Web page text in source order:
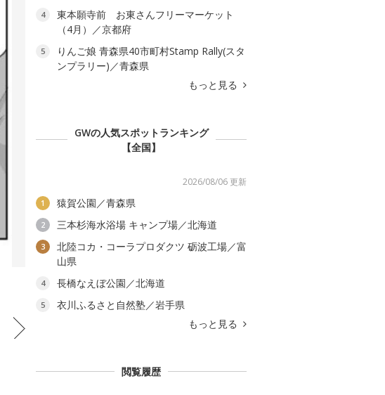
4
東本願寺前 お東さんフリーマーケット
（4月）／京都府
5
りんご娘 青森県40市町村Stamp Rally(スタ
ンプラリー)／青森県
もっと見る
GWの人気スポットランキング
【全国】
2026/08/06 更新
1 猿賀公園／青森県
2 三本杉海水浴場 キャンプ場／北海道
3
北陸コカ・コーラプロダクツ 砺波工場／富
山県
4 長橋なえぼ公園／北海道
5
衣川ふるさと自然塾／岩手県
もっと見る
閲覧履歴